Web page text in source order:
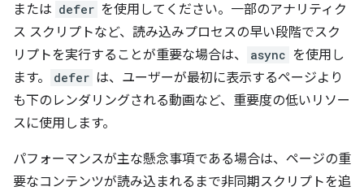
または defer を使用してください。一部のアナリティク
ス スクリプトなど、読み込みプロセスの早い段階でスク
リプトを実行することが重要な場合は、
async を使用し
ます。
defer は、ユーザーが最初に表示するページより
も下のレンダリングされる動画など、重要度の低いリソー
スに使用します。
パフォーマンスが主な懸念事項である場合は、ページの重
要なコンテンツが読み込まれるまで非同期スクリプトを追